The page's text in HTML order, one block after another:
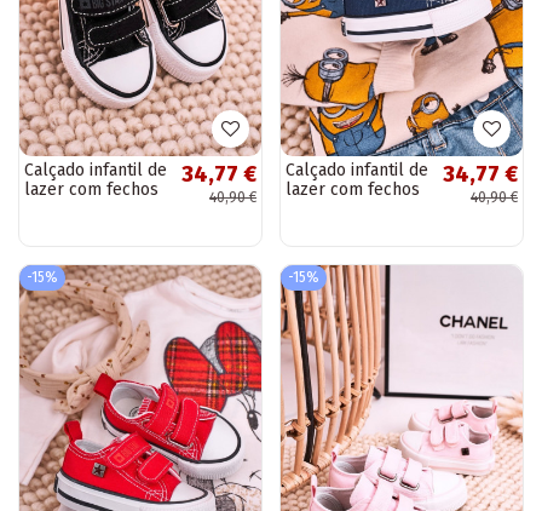
Calçado infantil de
lazer com fechos
34,77 €
40,90 €
Calçado infantil de
lazer com fechos
34,77 €
40,90 €
-15% -15%